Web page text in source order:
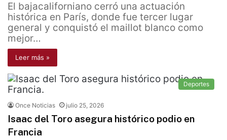
El bajacaliforniano cerró una actuación
histórica en París, donde fue tercer lugar
general y conquistó el maillot blanco como
mejor…
Leer más »
Deportes
Once Noticias julio 25, 2026
Isaac del Toro asegura histórico podio en
Francia